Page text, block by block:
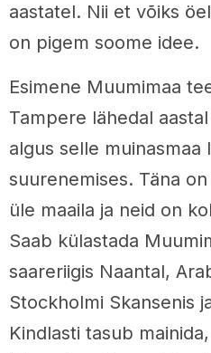
aastatel. Nii et võiks
on pigem soome idee.
Esimene Muumimaa
Tampere lähedal
algus selle muinasmaa
suurenemises. Täna
üle maaila ja neid on
Saab külastada
saareriigis Naantal,
Stockholmi Skansenis
Kindlasti tasub